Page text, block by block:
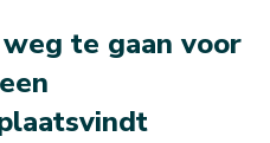
te gaan voor